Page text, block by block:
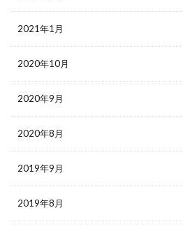
2021年1月
2020年10月
2020年9月
2020年8月
2019年9月
2019年8月